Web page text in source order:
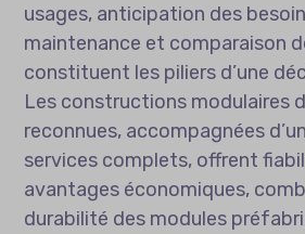
usages, anticipation des
maintenance et comparaison
constituent les piliers d’une
Les constructions modulaires
reconnues, accompagnées
services complets, offrent
avantages économiques,
durabilité des modules